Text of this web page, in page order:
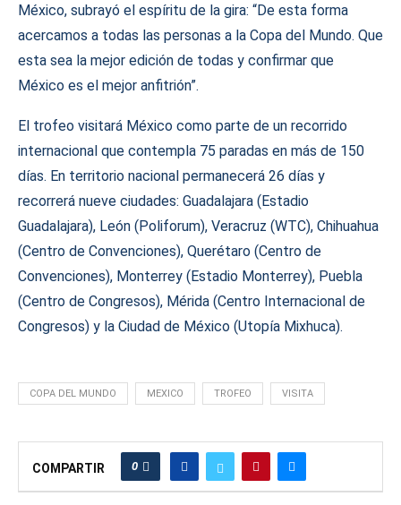
México, subrayó el espíritu de la gira: “De esta forma
acercamos a todas las personas a la Copa del Mundo. Que
esta sea la mejor edición de todas y confirmar que
México es el mejor anfitrión”.
El trofeo visitará México como parte de un recorrido
internacional que contempla 75 paradas en más de 150
días. En territorio nacional permanecerá 26 días y
recorrerá nueve ciudades: Guadalajara (Estadio
Guadalajara), León (Poliforum), Veracruz (WTC), Chihuahua
(Centro de Convenciones), Querétaro (Centro de
Convenciones), Monterrey (Estadio Monterrey), Puebla
(Centro de Congresos), Mérida (Centro Internacional de
Congresos) y la Ciudad de México (Utopía Mixhuca).
COPA DEL MUNDO MEXICO TROFEO VISITA
COMPARTIR 0